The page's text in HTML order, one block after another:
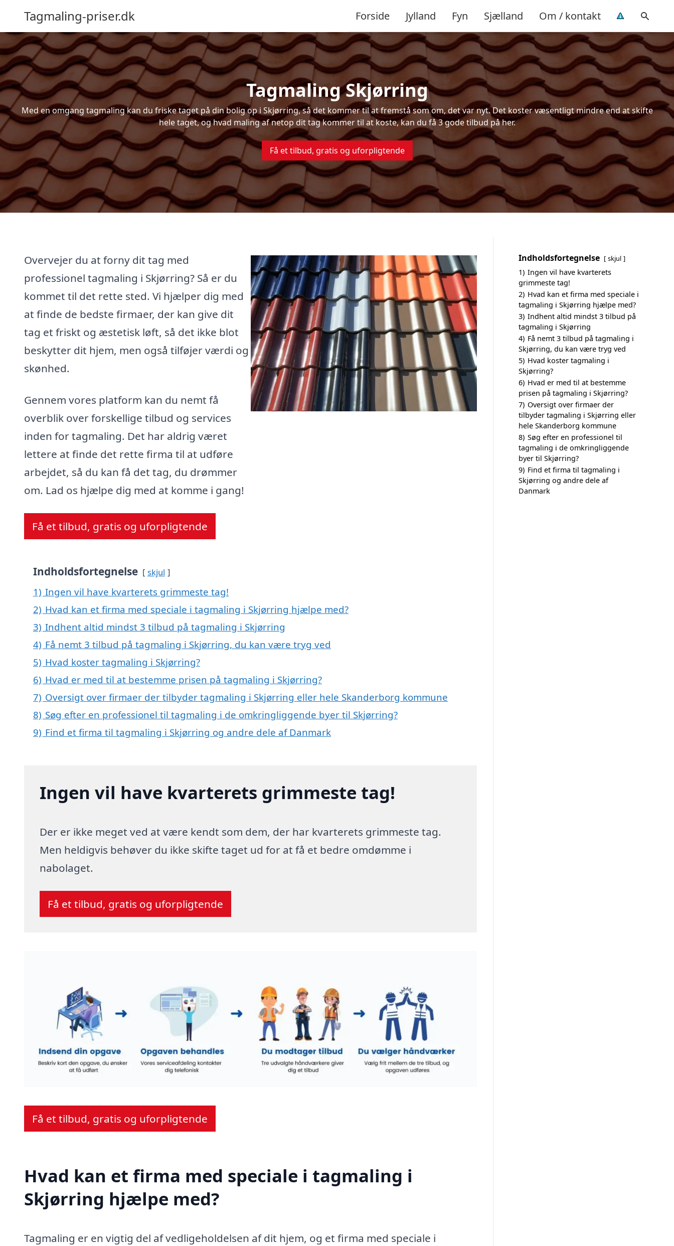
Tagmaling-priser.dk Forside Jylland Fyn Sjælland Om / kontakt
Tagmaling Skjørring
Med en omgang tagmaling kan du friske taget på din bolig op i Skjørring, så det kommer til at fremstå som om, det var nyt. Det koster væsentligt mindre end at skifte
hele taget, og hvad maling af netop dit tag kommer til at koste, kan du få 3 gode tilbud på her.
Få et tilbud, gratis og uforpligtende
Overvejer du at forny dit tag med
professionel tagmaling i Skjørring? Så er du
kommet til det rette sted. Vi hjælper dig med
at finde de bedste firmaer, der kan give dit
tag et friskt og æstetisk løft, så det ikke blot
beskytter dit hjem, men også tilføjer værdi og
skønhed.
Gennem vores platform kan du nemt få
overblik over forskellige tilbud og services
inden for tagmaling. Det har aldrig været
lettere at finde det rette firma til at udføre
arbejdet, så du kan få det tag, du drømmer
om. Lad os hjælpe dig med at komme i gang!
Få et tilbud, gratis og uforpligtende
Indholdsfortegnelse skjul
1) Ingen vil have kvarterets grimmeste tag!
2) Hvad kan et firma med speciale i tagmaling i Skjørring hjælpe med?
3) Indhent altid mindst 3 tilbud på tagmaling i Skjørring
4) Få nemt 3 tilbud på tagmaling i Skjørring, du kan være tryg ved
5) Hvad koster tagmaling i Skjørring?
6) Hvad er med til at bestemme prisen på tagmaling i Skjørring?
7) Oversigt over firmaer der tilbyder tagmaling i Skjørring eller hele Skanderborg kommune
8) Søg efter en professionel til tagmaling i de omkringliggende byer til Skjørring?
9) Find et firma til tagmaling i Skjørring og andre dele af Danmark
Ingen vil have kvarterets grimmeste tag!
Der er ikke meget ved at være kendt som dem, der har kvarterets grimmeste tag.
Men heldigvis behøver du ikke skifte taget ud for at få et bedre omdømme i
nabolaget.
Få et tilbud, gratis og uforpligtende
Få et tilbud, gratis og uforpligtende
Hvad kan et firma med speciale i tagmaling i
Skjørring hjælpe med?
Tagmaling er en vigtig del af vedligeholdelsen af dit hjem, og et firma med speciale i
Indholdsfortegnelse skjul
1) Ingen vil have kvarterets
grimmeste tag!
2) Hvad kan et firma med speciale i
tagmaling i Skjørring hjælpe med?
3) Indhent altid mindst 3 tilbud på
tagmaling i Skjørring
4) Få nemt 3 tilbud på tagmaling i
Skjørring, du kan være tryg ved
5) Hvad koster tagmaling i
Skjørring?
6) Hvad er med til at bestemme
prisen på tagmaling i Skjørring?
7) Oversigt over firmaer der
tilbyder tagmaling i Skjørring eller
hele Skanderborg kommune
8) Søg efter en professionel til
tagmaling i de omkringliggende
byer til Skjørring?
9) Find et firma til tagmaling i
Skjørring og andre dele af
Danmark